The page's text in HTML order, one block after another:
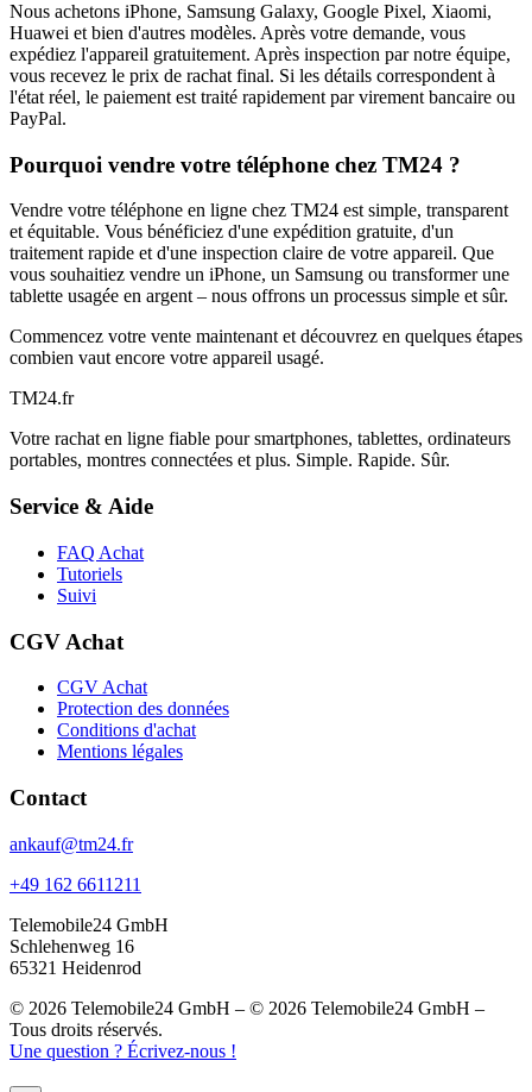
Nous achetons iPhone, Samsung Galaxy, Google Pixel, Xiaomi,
Huawei et bien d'autres modèles. Après votre demande, vous
expédiez l'appareil gratuitement. Après inspection par notre équipe,
vous recevez le prix de rachat final. Si les détails correspondent à
l'état réel, le paiement est traité rapidement par virement bancaire ou
PayPal.
Pourquoi vendre votre téléphone chez TM24 ?
Vendre votre téléphone en ligne chez TM24 est simple, transparent
et équitable. Vous bénéficiez d'une expédition gratuite, d'un
traitement rapide et d'une inspection claire de votre appareil. Que
vous souhaitiez vendre un iPhone, un Samsung ou transformer une
tablette usagée en argent – nous offrons un processus simple et sûr.
Commencez votre vente maintenant et découvrez en quelques étapes
combien vaut encore votre appareil usagé.
TM24.fr
Votre rachat en ligne fiable pour smartphones, tablettes, ordinateurs
portables, montres connectées et plus. Simple. Rapide. Sûr.
Service & Aide
FAQ Achat
Tutoriels
Suivi
CGV Achat
CGV Achat
Protection des données
Conditions d'achat
Mentions légales
Contact
ankauf@tm24.fr
+49 162 6611211
Telemobile24 GmbH
Schlehenweg 16
65321 Heidenrod
© 2026 Telemobile24 GmbH – © 2026 Telemobile24 GmbH –
Tous droits réservés.
Une question ? Écrivez-nous !